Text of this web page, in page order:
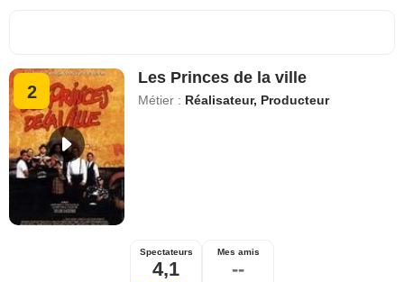
2
Les Princes de la ville
Métier : Réalisateur, Producteur
Spectateurs
4,1
Mes amis
--